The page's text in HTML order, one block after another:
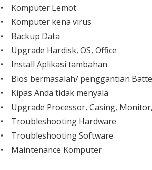
• Komputer Lemot
• Komputer kena virus
• Backup Data
• Upgrade Hardisk, OS, Office
• Install Aplikasi tambahan
• Bios bermasalah/ penggantian
• Kipas Anda tidak menyala
• Upgrade Processor, Casing,
• Troubleshooting Hardware
• Troubleshooting Software
• Maintenance Komputer